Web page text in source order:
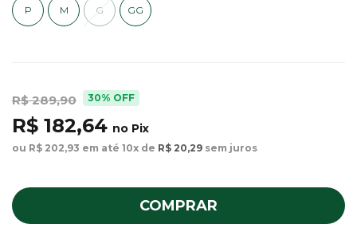
P M G GG
R$ 289,90 30% OFF
R$ 182,64 no Pix
ou R$ 202,93 em até 10x de R$ 20,29 sem juros
COMPRAR